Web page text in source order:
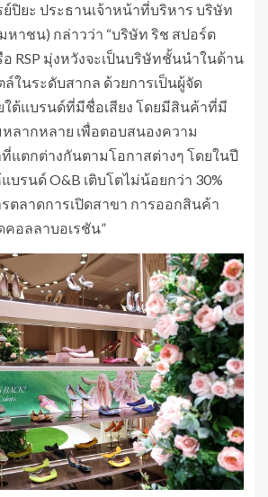
ปิยะ ประธานเจ้าหน้าที่บริหาร บริษัท
หาชน) กล่าวว่า “บริษัท ริช สปอร์ต
RSP มุ่งหวังจะเป็นบริษัทชั้นนำในด้าน
ในระดับสากล ด้วยการเป็นผู้จัด
ต้แบรนด์ที่มีชื่อเสียง โดยมีสินค้าที่มี
ลากหลาย เพื่อตอบสนองความ
แตกต่างกันตามโอกาสต่างๆ โดยในปี
แบรนด์ O&B เติบโตไม่น้อยกว่า 30%
ตลาดการเปิดสาขา การออกสินค้า
อลลาบอเรชัน”